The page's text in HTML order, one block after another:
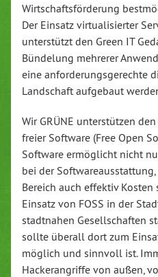
Wirtschaftsförderung
Der Einsatz virtualisierter
unterstützt den Green IT
Bündelung mehrerer
eine anforderungsgerechte
Landschaft aufgebaut
Wir GRÜNE unterstützen
freier Software (Free Open
Software ermöglicht nicht
bei der
Bereich auch effektiv
Einsatz von FOSS in der
stadtnahen Gesellschaften
sollte überall dort zum
möglich und sinnvoll ist.
Hackerangriffe von außen,